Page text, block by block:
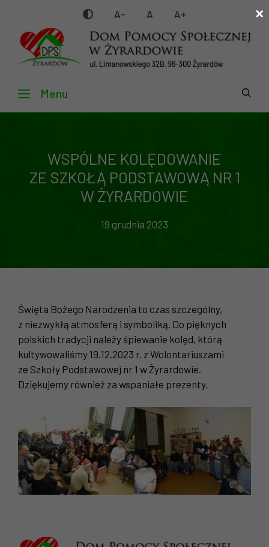
treści
A- A A+
Menu
WSPÓLNE KOLĘDOWANIE
ZE SZKOŁĄ PODSTAWOWĄ NR 1
W ŻYRARDOWIE
19 grudnia 2023
Święta Bożego Narodzenia to czas szczególny,
z niezwykłą atmosferą i symboliką. Do pięknych
polskich tradycji należy śpiewanie kolęd, którą
kultywowaliśmy 19.12.2023 r. z Wolontariuszami
ze Szkoły Podstawowej nr 1 w Żyrardowie.
Dziękujemy również za wspaniałe prezenty.
×